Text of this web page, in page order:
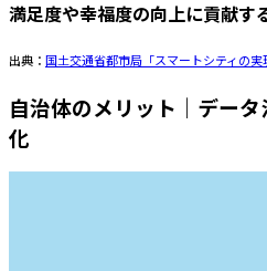
満足度や幸福度の向上に貢献す
出典： 国土交通省都市局「スマートシティの実
自治体のメリット｜デー
化